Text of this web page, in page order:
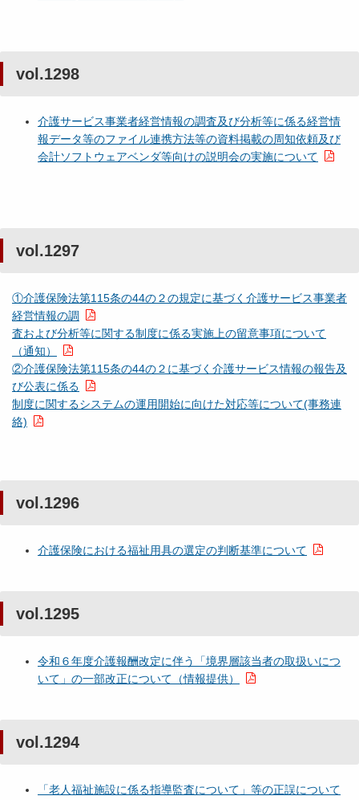
vol.1298
介護サービス事業者経営情報の調査及び分析等に係る経営情
報データ等のファイル連携方法等の資料掲載の周知依頼及び
会計ソフトウェアベンダ等向けの説明会の実施について
vol.1297
①介護保険法第115条の44の２の規定に基づく介護サービス事業者
経営情報の調
査および分析等に関する制度に係る実施上の留意事項について
（通知）
②介護保険法第115条の44の２に基づく介護サービス情報の報告及
び公表に係る
制度に関するシステムの運用開始に向けた対応等について(事務連
絡)
vol.1296
介護保険における福祉用具の選定の判断基準について
vol.1295
令和６年度介護報酬改定に伴う「境界層該当者の取扱いにつ
いて」の一部改正について（情報提供）
vol.1294
「老人福祉施設に係る指導監査について」等の正誤について